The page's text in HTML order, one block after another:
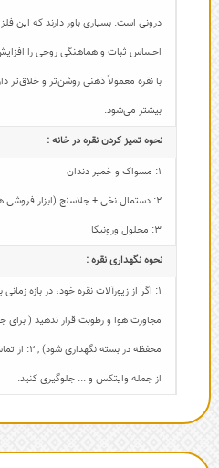
درونی است. بسیاری باور دارند که این
احساس ثبات و هماهنگی روحی را
با نقره معمولاً ذهنی روشن‌تر و خلاق‌تر
بیشتر می‌شود.
نحوه تمیز کردن نقره در خانه :
1: مسواک و خمیر دندان
2: دستمال نخی + جلاسنج (ابزار فروشی ها)
3: محلول ورونیکا
نحوه نگهداری نقره :
1: اگر از زیورآلات نقره خود، در بازه
مجاورت هوا و رطوبت قرار ندهید (
محفظه در بسته نگهداری شود), 2: از
از جمله وایتکس و ... جلوگیری کنید.